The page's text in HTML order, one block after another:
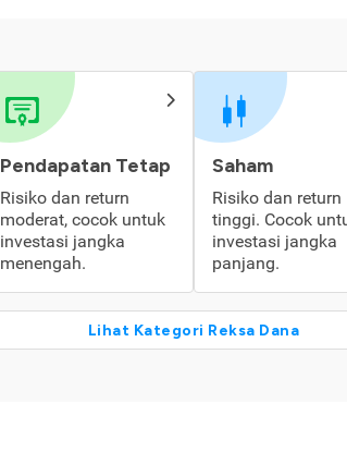
Pendapatan Tetap
Risiko dan return
moderat, cocok untuk
investasi jangka
menengah.
Saham
Risiko dan return
tinggi. Cocok
investasi jangka
panjang.
Lihat Kategori Reksa Dana